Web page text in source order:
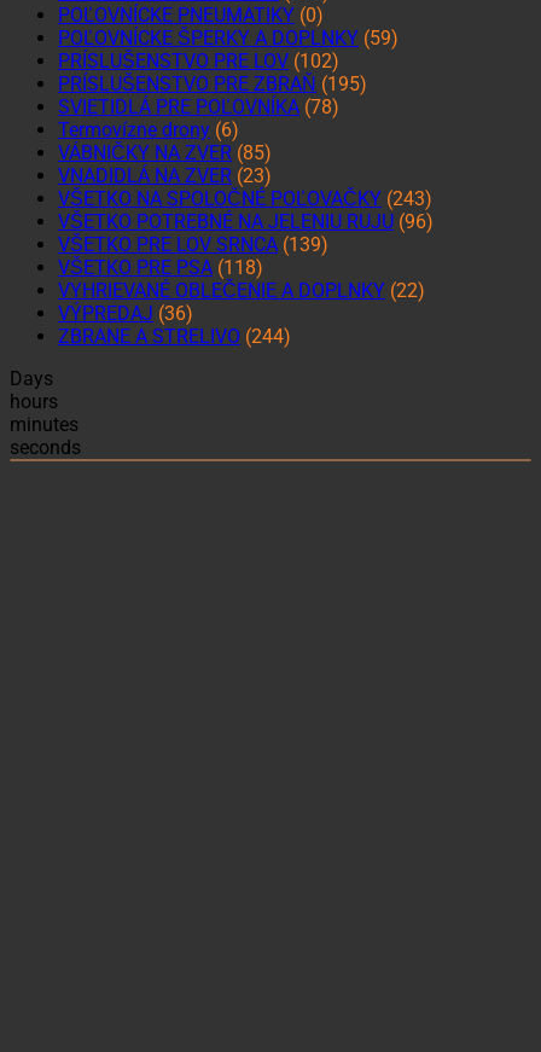
POĽOVNÍCKE PNEUMATIKY (0)
POĽOVNÍCKE ŠPERKY A DOPLNKY (59)
PRÍSLUŠENSTVO PRE LOV (102)
PRÍSLUŠENSTVO PRE ZBRAŇ (195)
SVIETIDLÁ PRE POĽOVNÍKA (78)
Termovízne drony (6)
VÁBNIČKY NA ZVER (85)
VNADIDLÁ NA ZVER (23)
VŠETKO NA SPOLOČNÉ POĽOVAČKY (243)
VŠETKO POTREBNÉ NA JELENIU RUJU (96)
VŠETKO PRE LOV SRNCA (139)
VŠETKO PRE PSA (118)
VYHRIEVANÉ OBLEČENIE A DOPLNKY (22)
VÝPREDAJ (36)
ZBRANE A STRELIVO (244)
Days
hours
minutes
seconds